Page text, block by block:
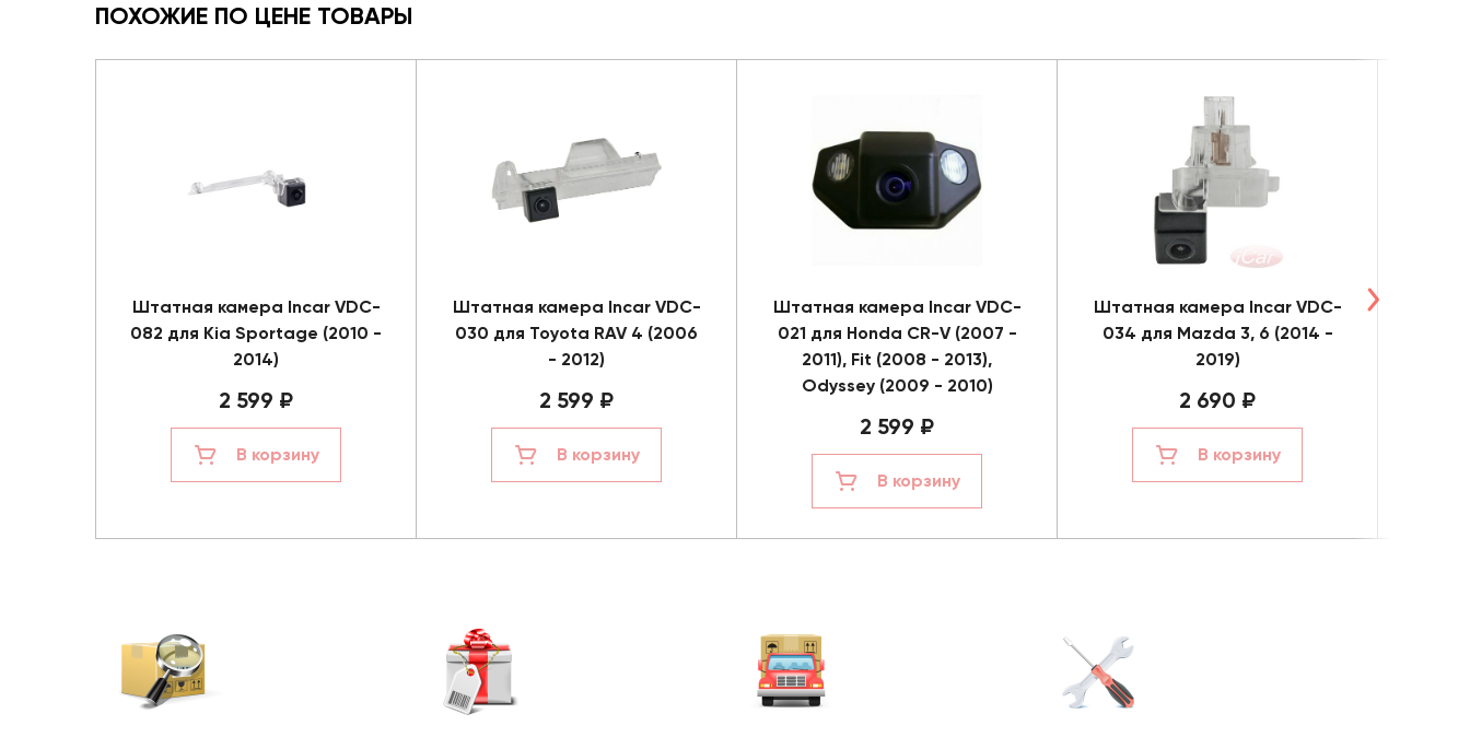
ПОХОЖИЕ ПО ЦЕНЕ ТОВАРЫ
Штатная камера Incar VDC-
082 для Kia Sportage (2010 -
2014)
2 599 ₽
В корзину
Штатная камера Incar VDC-
030 для Toyota RAV 4 (2006
- 2012)
2 599 ₽
В корзину
Штатная камера Incar VDC-
021 для Honda CR-V (2007 -
2011), Fit (2008 - 2013),
Odyssey (2009 - 2010)
2 599 ₽
В корзину
Штатная камера Incar VDC-
034 для Mazda 3, 6 (2014 -
2019)
2 690 ₽
В корзину